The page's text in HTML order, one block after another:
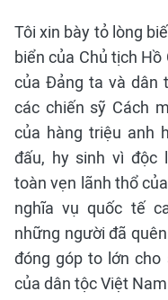
Tôi xin bày tỏ lòng
biển của Chủ tịch
của Đảng ta và dân
các chiến sỹ Cách
của hàng triệu anh
đấu, hy sinh vì độc
toàn vẹn lãnh thổ
nghĩa vụ quốc tế
những người đã
đóng góp to lớn cho
của dân tộc Việt